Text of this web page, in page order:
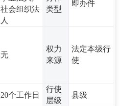
社会组织法
人
类型
即办件
无
权力
来源
法定本级行
使
20个工作日
行使
层级
县级